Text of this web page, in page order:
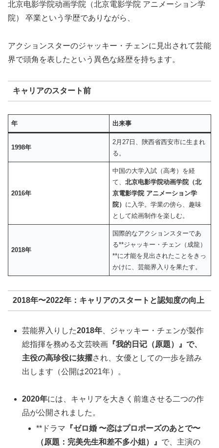
北京电影学院动画学院（北京電影学院 アニメーション学
院） 卒業という学歴でありながら、
アクションスターのジャッキー・チェンに見出されて芸能
界で頭角を表したという異色な経歴を持ちます。
キャリアのスタート前
年 出来事
1998年
2月27日、陝西省西安市に生まれ
る。
2016年
中国の大学入試（高考）を経
て、北京电影学院动画学院（北
京電影学院 アニメーション学
院） に入学。学業の傍ら、趣味
として絵画制作を楽しむ。
2018年
国際的なアクションスターであ
る**ジャッキー・チェン（成龍）
**に才能を見出されたことをきっ
かけに、芸能界入りを果たす。
2018年〜2022年：キャリアのスタートと認知度の向上
芸能界入りした2018年 、ジャッキー・チェンが製作
総指揮を務める文芸映画 『我的日记（原題）』で、
主役の高珍役に抜擢され、女優としての一歩を踏み
出します（公開は2021年）。
2020年には、キャリアを大きく前進させる二つの作
品が公開されました。
**ドラマ 『ゼロ婚 〜恋はプロポーズのあとで〜
（原題：完美先生和差不多小姐）』 で、主演の